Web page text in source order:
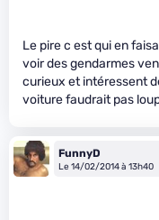
Le pire c est qui en
voir des gendarmes
curieux et intéressent
voiture faudrait pas
FunnyD
Le 14/02/2014 à 13h40